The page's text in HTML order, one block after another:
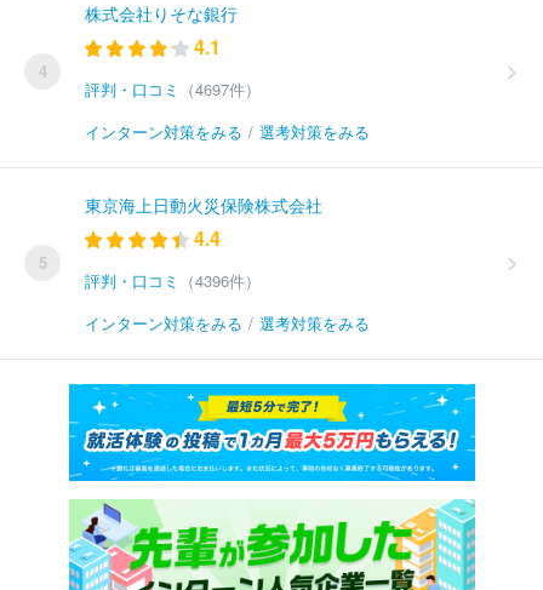
4
株式会社りそな銀行
4.1
評判・口コミ
（4697件）
インターン対策をみる / 選考対策をみる
5
東京海上日動火災保険株式会社
4.4
評判・口コミ
（4396件）
インターン対策をみる / 選考対策をみる